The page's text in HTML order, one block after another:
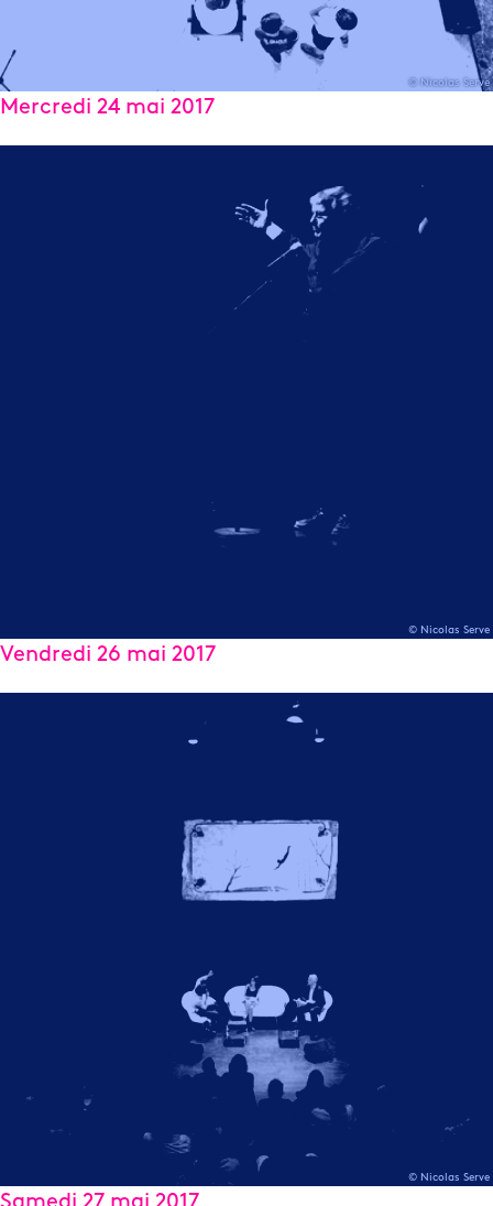
© Nicolas Serve
Mercredi 24 mai 2017
© Nicolas Serve
Vendredi 26 mai 2017
© Nicolas Serve